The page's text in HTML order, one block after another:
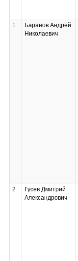
1
Баранов Андрей
Николаевич
2
Гусев Дмитрий
Александрович